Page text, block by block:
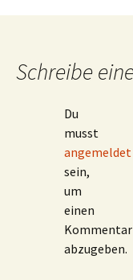
Schreibe
Du
musst
angemeldet
sein,
um
einen
Kommentar
abzugeben.